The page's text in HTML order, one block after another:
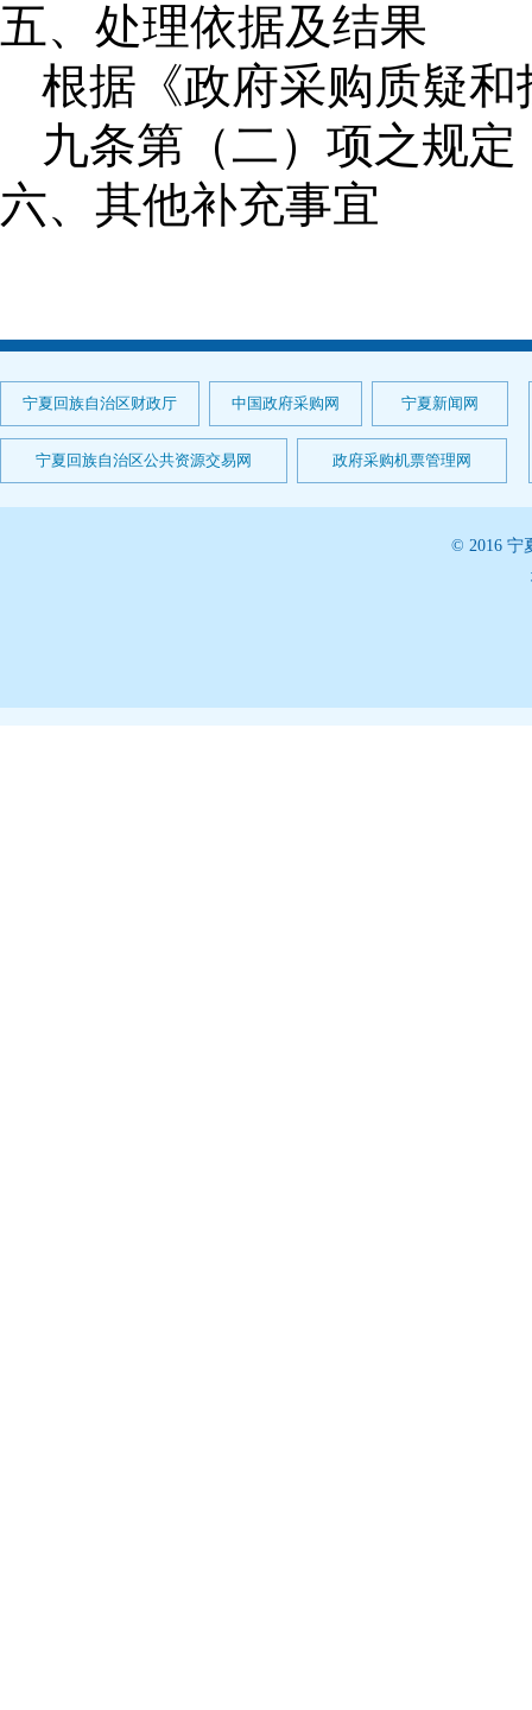
五、处理依据及结果
根据《政府采购质疑
九条第（二）项之规
六、其他补充事宜
宁夏回族自治区财政厅 中国政府采购网 宁夏新闻网
宁夏回族自治区公共资源交易网 政府采购机票管理网
© 2016 宁